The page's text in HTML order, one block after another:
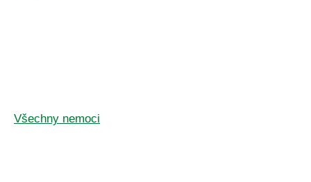
Všechny nemoci